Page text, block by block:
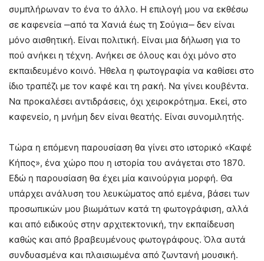
συμπλήρωναν το ένα το άλλο. Η επιλογή μου να εκθέσω
σε καφενεία ‒από τα Χανιά έως τη Σούγια‒ δεν είναι
μόνο αισθητική. Είναι πολιτική. Είναι μια δήλωση για το
πού ανήκει η τέχνη. Ανήκει σε όλους και όχι μόνο στο
εκπαιδευμένο κοινό. Ήθελα η φωτογραφία να καθίσει στο
ίδιο τραπέζι με τον καφέ και τη ρακή. Να γίνει κουβέντα.
Να προκαλέσει αντιδράσεις, όχι χειροκρότημα. Εκεί, στο
καφενείο, η μνήμη δεν είναι θεατής. Είναι συνομιλητής.
Τώρα η επόμενη παρουσίαση θα γίνει στο ιστορικό «Καφέ
Κήπος», ένα χώρο που η ιστορία του ανάγεται στο 1870.
Εδώ η παρουσίαση θα έχει μία καινούργια μορφή. Θα
υπάρχει ανάλυση του λευκώματος από εμένα, βάσει των
προσωπικών μου βιωμάτων κατά τη φωτογράφιση, αλλά
και από ειδικούς στην αρχιτεκτονική, την εκπαίδευση
καθώς και από βραβευμένους φωτογράφους. Όλα αυτά
συνδυασμένα και πλαισιωμένα από ζωντανή μουσική.